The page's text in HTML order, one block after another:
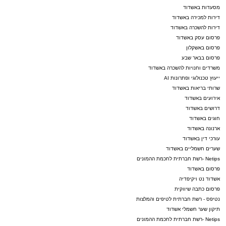
מסעדות באשדוד
דירות למכירה באשדוד
דירות להשכרה באשדוד
פרסום עסק באשדוד
פרסום באשקלון
פרסום בבאר שבע
משרדים וחנויות להשכרה באשדוד
ייעוץ טכנולוגי ופתרונות AI
שרותי בריאות באשדוד
אירועים באשדוד
דרושים באשדוד
חוגים באשדוד
ארנונה באשדוד
עורכי דין באשדוד
שערים חשמליים באשדוד
Netips -רשת חברתית לחכמת ההמונים
פרסום באשדוד
אשדוד נט ויקיפדיה
פרסום כתבה שיווקית
נטיפס - רשת חברתית לטיפים והמלצות
תיקון שער חשמלי אשדוד
Netips -רשת חברתית לחכמת ההמונים